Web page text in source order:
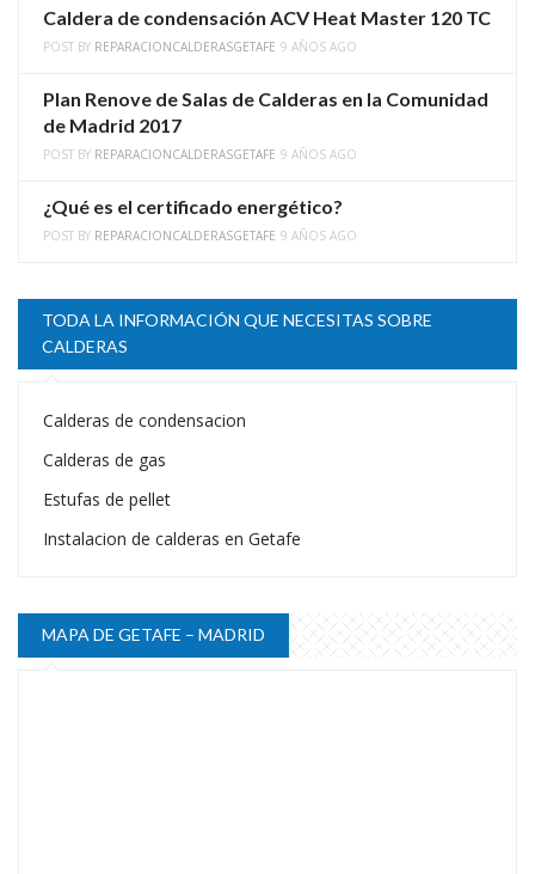
Caldera de condensación ACV Heat Master 120 TC
POST BY REPARACIONCALDERASGETAFE 9 AÑOS AGO
Plan Renove de Salas de Calderas en la Comunidad
de Madrid 2017
POST BY REPARACIONCALDERASGETAFE 9 AÑOS AGO
¿Qué es el certificado energético?
POST BY REPARACIONCALDERASGETAFE 9 AÑOS AGO
TODA LA INFORMACIÓN QUE NECESITAS SOBRE
CALDERAS
Calderas de condensacion
Calderas de gas
Estufas de pellet
Instalacion de calderas en Getafe
MAPA DE GETAFE – MADRID